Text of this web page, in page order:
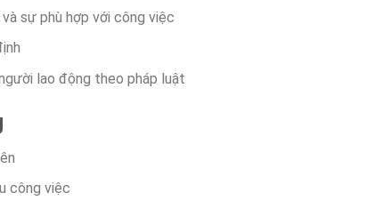
sự phù hợp với công việc
lao động theo pháp luật
công việc